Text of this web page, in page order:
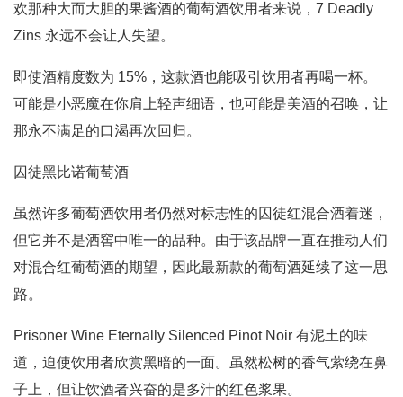
欢那种大而大胆的果酱酒的葡萄酒饮用者来说，7 Deadly
Zins 永远不会让人失望。
即使酒精度数为 15%，这款酒也能吸引饮用者再喝一杯。
可能是小恶魔在你肩上轻声细语，也可能是美酒的召唤，让
那永不满足的口渴再次回归。
囚徒黑比诺葡萄酒
虽然许多葡萄酒饮用者仍然对标志性的囚徒红混合酒着迷，
但它并不是酒窖中唯一的品种。由于该品牌一直在推动人们
对混合红葡萄酒的期望，因此最新款的葡萄酒延续了这一思
路。
Prisoner Wine Eternally Silenced Pinot Noir 有泥土的味
道，迫使饮用者欣赏黑暗的一面。虽然松树的香气萦绕在鼻
子上，但让饮酒者兴奋的是多汁的红色浆果。